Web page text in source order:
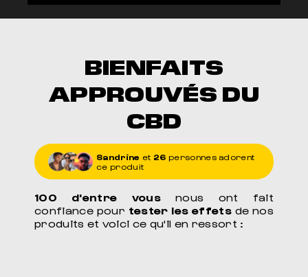
BIENFAITS
APPROUVÉS DU
CBD
Sandrine et 26 personnes adorent
ce produit
100 d'entre vousnous ont fait
confiance pour tester les effets de nos
produits et voici ce qu'il en ressort :